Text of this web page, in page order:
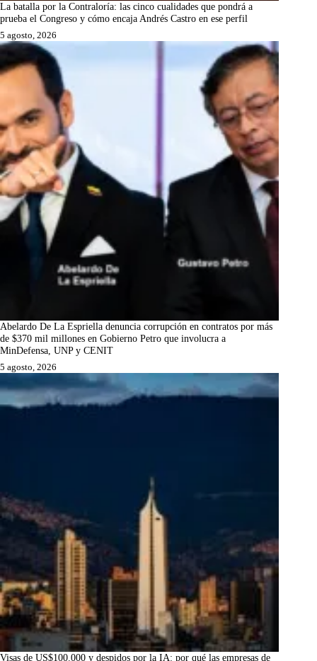
La batalla por la Contraloría: las cinco cualidades que pondrá a
prueba el Congreso y cómo encaja Andrés Castro en ese perfil
5 agosto, 2026
Abelardo De La Espriella denuncia corrupción en contratos por más
de $370 mil millones en Gobierno Petro que involucra a
MinDefensa, UNP y CENIT
5 agosto, 2026
Visas de US$100.000 y despidos por la IA: por qué las empresas de